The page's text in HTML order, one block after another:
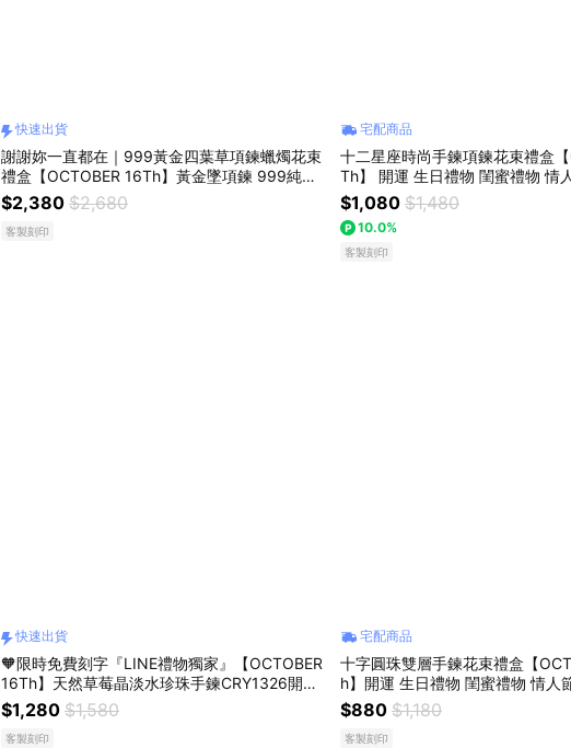
快速出貨
謝謝妳一直都在｜999黃金四葉草項鍊蠟燭花束
禮盒【OCTOBER 16Th】黃金墜項鍊 999純金
立體四葉草母親節 生日禮物 情人節禮物 女友禮
物 客製化禮MAY 04
$2,380 $2,680
客製刻印
宅配商品
十二星座時尚手鍊項鍊花束禮盒
Th】 開運 生日禮物 閨蜜禮物 情
禮物 純銀手鍊 客製化禮物
$1,080 $1,480
10.0%
客製刻印
快速出貨
🧡限時免費刻字『LINE禮物獨家』【OCTOBER
16Th】天然草莓晶淡水珍珠手鍊CRY1326開運
生日禮物 閨蜜禮物 情人節禮物 交換禮物 NOV1
4
$1,280 $1,580
客製刻印
宅配商品
十字圓珠雙層手鍊花束禮盒【
h】開運 生日禮物 閨蜜禮物 情人
物 交換禮物 純銀手鍊 客製化禮物
$880 $1,180
客製刻印